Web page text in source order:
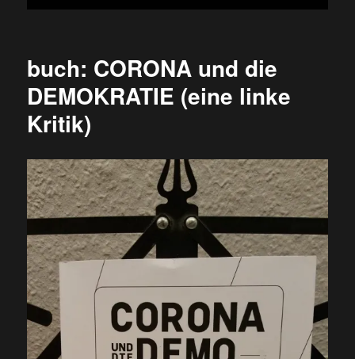
buch: CORONA und die
DEMOKRATIE (eine linke
Kritik)